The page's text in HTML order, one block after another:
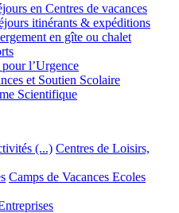
en Centres de vacances
itinérants & expéditions
en gîte ou chalet
pour l’Urgence
et Soutien Scolaire
Scientifique
(...) Centres de Loisirs,
Camps de Vacances Ecoles